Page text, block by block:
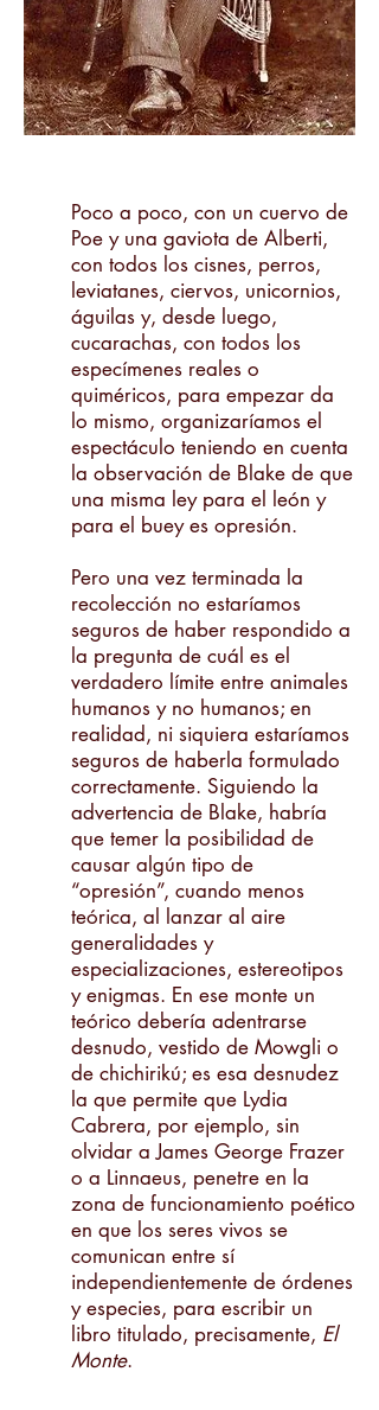
Poco a poco, con un cuervo de
Poe y una gaviota de Alberti,
con todos los cisnes, perros,
leviatanes, ciervos, unicornios,
águilas y, desde luego,
cucarachas, con todos los
especímenes reales o
quiméricos, para empezar da
lo mismo, organizaríamos el
espectáculo teniendo en cuenta
la observación de Blake de que
una misma ley para el león y
para el buey es opresión.
Pero una vez terminada la
recolección no estaríamos
seguros de haber respondido a
la pregunta de cuál es el
verdadero límite entre animales
humanos y no humanos; en
realidad, ni siquiera estaríamos
seguros de haberla formulado
correctamente. Siguiendo la
advertencia de Blake, habría
que temer la posibilidad de
causar algún tipo de
“opresión”, cuando menos
teórica, al lanzar al aire
generalidades y
especializaciones, estereotipos
y enigmas. En ese monte un
teórico debería adentrarse
desnudo, vestido de Mowgli o
de chichirikú; es esa desnudez
la que permite que Lydia
Cabrera, por ejemplo, sin
olvidar a James George Frazer
o a Linnaeus, penetre en la
zona de funcionamiento poético
en que los seres vivos se
comunican entre sí
independientemente de órdenes
y especies, para escribir un
libro titulado, precisamente, El
Monte.